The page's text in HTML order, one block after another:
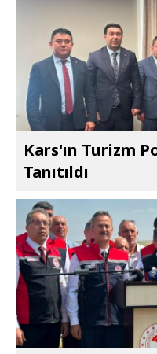
Kars'ın Turizm
Tanıtıldı